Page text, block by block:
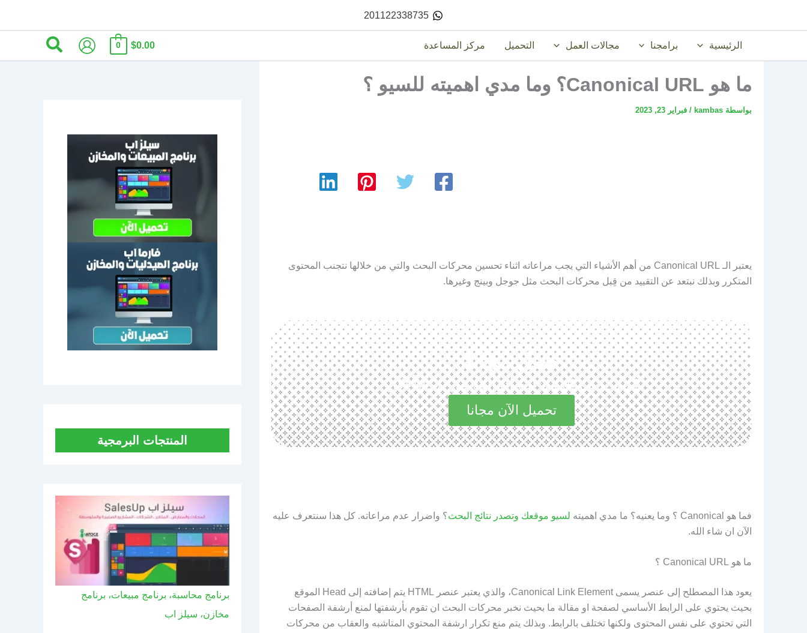
201122338735
الرئيسية برامجنا مجالات العمل التحميل مركز المساعدة $0.00
0 البحث
ما هو Canonical URL؟ وما مدي اهميته للسيو ؟
بواسطة kambas
/ فبراير 23, 2023
يعتبر الـ Canonical URL من أهم الأشياء التي يجب مراعاته اثناء تحسين محركات البحث والتي من خلالها نتجنب المحتوى
المتكرر وبذلك نبتعد عن التقييد من قِبل محركات البحث مثل جوجل وبينج وغيرها.
حمل مجانا
استكشف المميزات الرائعة في مجاناً الآن
تحميل الآن مجانا
فما هو Canonical ؟ وما يعنيه؟ ما مدي اهميته لسيو موقعك وتصدر نتائج البحث؟ واضرار عدم مراعاته. كل هذا سنتعرف عليه
الآن ان شاء الله.
ما هو Canonical URL ؟
يعود هذا المصطلح إلى عنصر يسمى Canonical Link Element، والذي يعتبر عنصر HTML يتم إضافته إلى Head الموقع
بحيث يحتوي على الرابط الأساسي لصفحة او مقالة ما بحيث نخبر محركات البحث ان تقوم بأرشفتها لمنع أرشفة الصفحات
التي تحتوي على نفس المحتوى ولكنها تختلف بالرابط. وبذلك يتم منع تكرار ارشفة المحتوي المتاشبه والعقاب من محركات
المنتجات البرمجية
برنامج محاسبة، برنامج مبيعات، برنامج
مخازن، سيلز اب